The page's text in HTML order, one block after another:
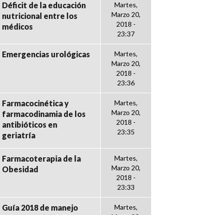
Déficit de la educación
nutricional entre los
médicos
Martes,
Marzo 20,
2018 -
23:37
Emergencias urológicas
Martes,
Marzo 20,
2018 -
23:36
Farmacocinética y
farmacodinamia de los
antibióticos en
geriatría
Martes,
Marzo 20,
2018 -
23:35
Farmacoterapia de la
Obesidad
Martes,
Marzo 20,
2018 -
23:33
Guía 2018 de manejo
Martes,